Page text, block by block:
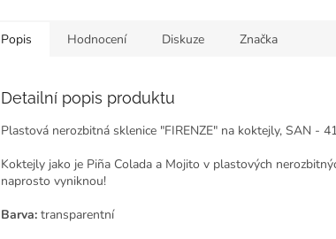
Popis Hodnocení Diskuze Značka
Detailní popis produktu
Plastová nerozbitná sklenice "FIRENZE" na koktejly, SAN -
Koktejly jako je Piña Colada a Mojito v plastových
naprosto vyniknou!
Barva: transparentní